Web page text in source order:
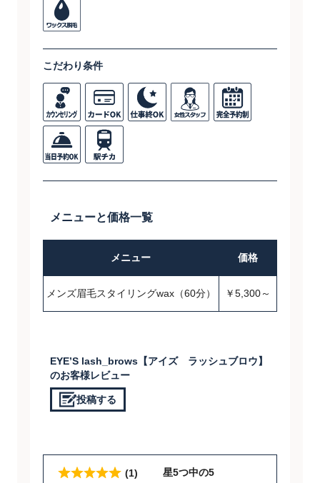
こだわり条件
メニューと価格一覧
メニュー 価格
メンズ眉毛スタイリングwax（60分） ￥5,300～
EYE’S lash_brows【アイズ ラッシュブロウ】
のお客様レビュー
投稿する
(1) 星5つ中の5